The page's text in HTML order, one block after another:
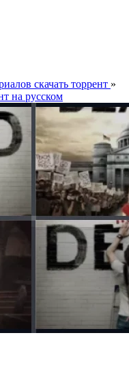
скачать торрент »
на русском